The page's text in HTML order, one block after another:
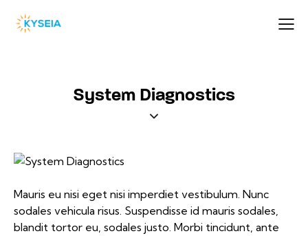
System Diagnostics
Mauris eu nisi eget nisi imperdiet vestibulum. Nunc
sodales vehicula risus. Suspendisse id mauris sodales,
blandit tortor eu, sodales justo. Morbi tincidunt, ante